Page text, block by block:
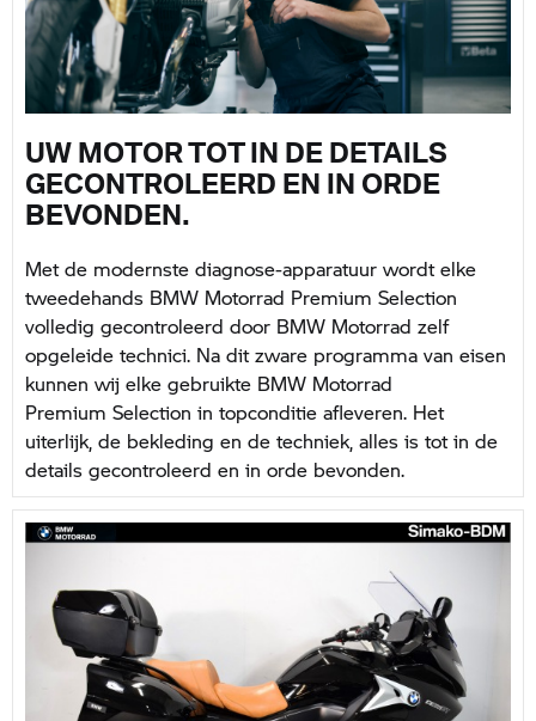
UW MOTOR TOT IN DE DETAILS
GECONTROLEERD EN IN ORDE
BEVONDEN.
Met de modernste diagnose-apparatuur wordt elke
tweedehands BMW Motorrad Premium Selection
volledig gecontroleerd door BMW Motorrad zelf
opgeleide technici. Na dit zware programma van eisen
kunnen wij elke gebruikte BMW Motorrad
Premium Selection in topconditie afleveren. Het
uiterlijk, de bekleding en de techniek, alles is tot in de
details gecontroleerd en in orde bevonden.